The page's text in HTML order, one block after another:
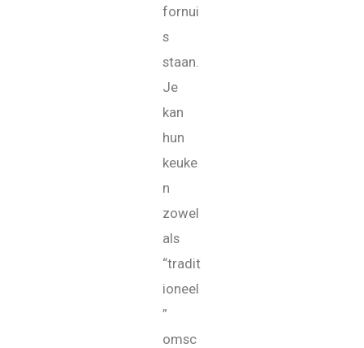
fornui
s
staan.
Je
kan
hun
keuke
n
zowel
als
“tradit
ioneel
”
omsc